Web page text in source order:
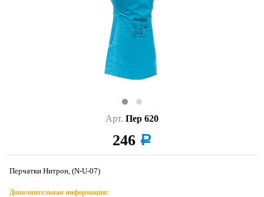
Арт. Пер 620
246 a
Перчатки Нитрон, (N-U-07)
Дополнительная информация: